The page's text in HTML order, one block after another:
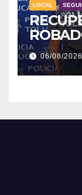
LOCAL
06/08/2026